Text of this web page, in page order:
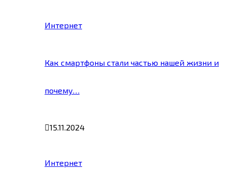
Интернет
Как смартфоны стали частью нашей жизни и
почему…
15.11.2024
Интернет